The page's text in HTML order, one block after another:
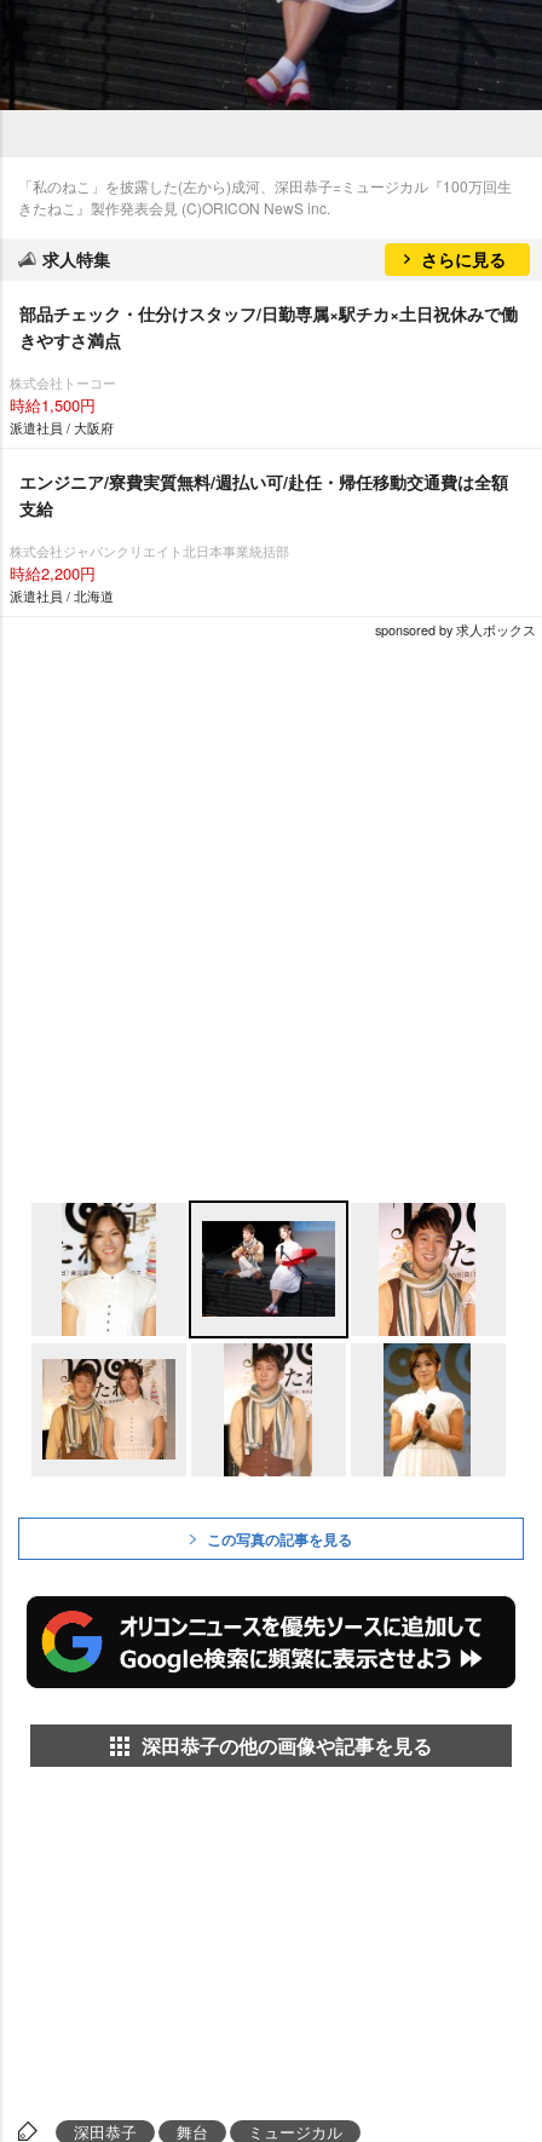
「私のねこ」を披露した(左から)成河、深田恭子=ミュージカル『100万回生
きたねこ』製作発表会見 (C)ORICON NewS inc.
求人特集 さらに見る
部品チェック・仕分けスタッフ/日勤専属×駅チカ×土日祝休みで働
きやすさ満点
株式会社トーコー
時給1,500円
派遣社員 / 大阪府
エンジニア/寮費実質無料/週払い可/赴任・帰任移動交通費は全額
支給
株式会社ジャパンクリエイト北日本事業統括部
時給2,200円
派遣社員 / 北海道
sponsored by 求人ボックス
この写真の記事を見る
深田恭子の他の画像や記事を見る
深田恭子 舞台 ミュージカル